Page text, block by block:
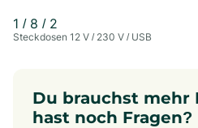
1 / 8 / 2
Steckdosen 12 V / 230 V / USB
Du brauchst mehr
hast noch Fragen?